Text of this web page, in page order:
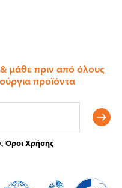
μάθε πριν από όλους
προϊόντα
Όροι Χρήσης